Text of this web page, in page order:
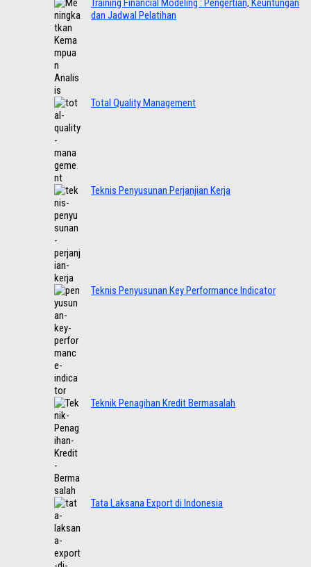
Training Financial Modeling : Pengertian, Keuntungan
dan Jadwal Pelatihan
Total Quality Management
Teknis Penyusunan Perjanjian Kerja
Teknis Penyusunan Key Performance Indicator
Teknik Penagihan Kredit Bermasalah
Tata Laksana Export di Indonesia